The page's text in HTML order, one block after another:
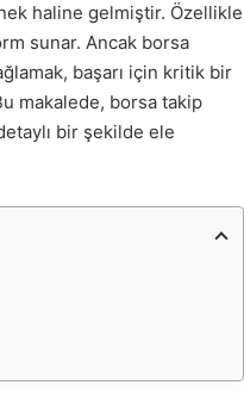
haline gelmiştir. Özellikle
sunar. Ancak borsa
başarı için kritik bir
makalede, borsa takip
bir şekilde ele